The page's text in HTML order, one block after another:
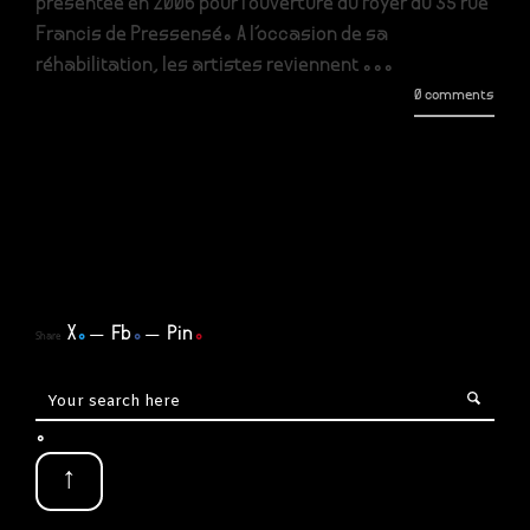
présentée en 2006 pour l'ouverture du foyer du 35 rue
Francis de Pressensé. A l'occasion de sa
réhabilitation, les artistes reviennent ...
0 comments
Share X. Fb. Pin.
.
↑